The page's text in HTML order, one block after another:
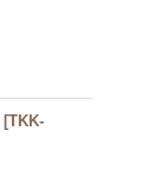
[TKK-